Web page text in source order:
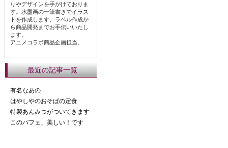
りやデザインを手がけておりま
す。水墨画の一筆書きでイラス
トを作成します、ラベル作成か
ら商品開発までお手伝いいたし
ます。
アニメコラボ商品企画担当。
最近の記事一覧
有名なあの
はやしやのおそばの定食
特製あんみつがついてきます
このパフェ、美しい！です